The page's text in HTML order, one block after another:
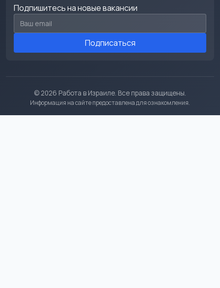
Подпишитесь на новые вакансии
Email для подписки
Подписаться
© 2026 Работа в Израиле. Все права защищены.
Информация на сайте предоставлена для ознакомления.